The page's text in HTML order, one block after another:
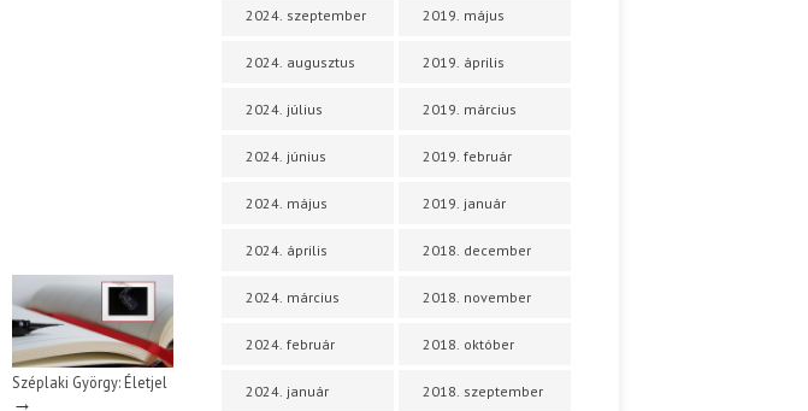
Széplaki György: Életjel
→
2024. szeptember
2024. augusztus
2024. július
2024. június
2024. május
2024. április
2024. március
2024. február
2024. január
2019. május
2019. április
2019. március
2019. február
2019. január
2018. december
2018. november
2018. október
2018. szeptember